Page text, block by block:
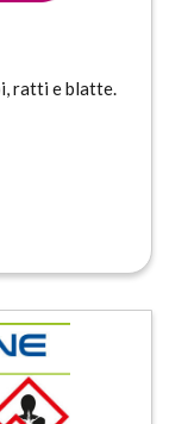
ratti e blatte.